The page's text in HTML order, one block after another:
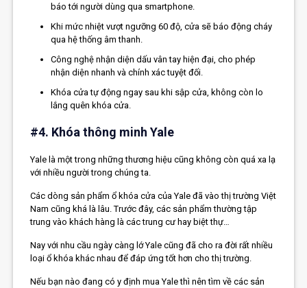
báo tới người dùng qua smartphone.
Khi mức nhiệt vượt ngưỡng 60 độ, cửa sẽ báo động cháy
qua hệ thống âm thanh.
Công nghệ nhận diện dấu vân tay hiện đại, cho phép
nhận diện nhanh và chính xác tuyệt đối.
Khóa cửa tự động ngay sau khi sập cửa, không còn lo
lắng quên khóa cửa.
#4. Khóa thông minh Yale
Yale là một trong những thương hiệu cũng không còn quá xa lạ
với nhiều người trong chúng ta.
Các dòng sản phẩm ổ khóa cửa của Yale đã vào thị trường Việt
Nam cũng khá là lâu. Trước đây, các sản phẩm thường tập
trung vào khách hàng là các trung cư hay biệt thự…
Nay với nhu cầu ngày càng lớ Yale cũng đã cho ra đời rất nhiều
loại ổ khóa khác nhau để đáp ứng tốt hơn cho thị trường.
Nếu bạn nào đang có y định mua Yale thì nên tìm về các sản